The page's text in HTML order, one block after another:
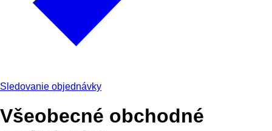
Sledovanie objednávky
Všeobecné obchodné